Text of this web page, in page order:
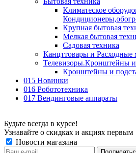
Климатеское
Крупная бытовая
Мелкая бытовая
Садовая техника
Канцттовары и Расходные
Телевизоры.Кронштейны
Кронштейны и
015 Новинки
016 Робототехника
017 Вендинговые аппараты
Будьте всегда в курсе!
Узнавайте о скидках и акциях первым
Новости магазина